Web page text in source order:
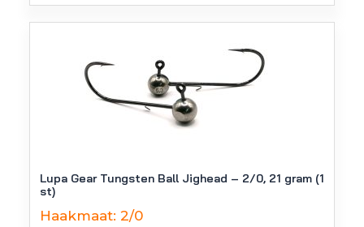
Lupa Gear Tungsten Ball Jighead – 2/0, 21 gram (1
st)
Haakmaat: 2/0